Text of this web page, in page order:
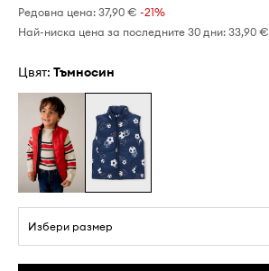
Редовна цена: 37,90 € -21%
Най-ниска цена за последните 30 дни: 33,90 €
Цвят: тъмносин
Избери размер